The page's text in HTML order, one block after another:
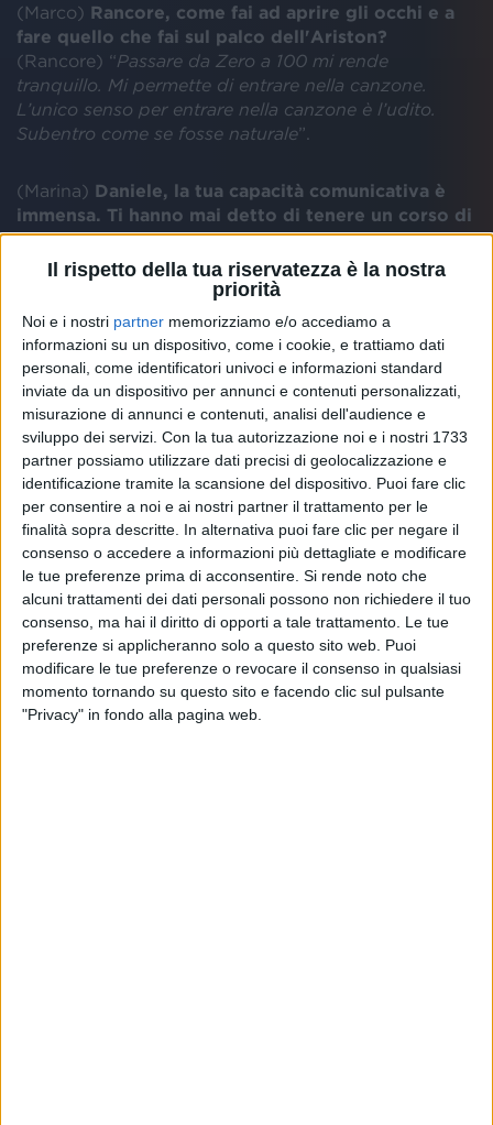
Il rispetto della tua riservatezza è la nostra
priorità
Noi e i nostri partner memorizziamo e/o accediamo a
informazioni su un dispositivo, come i cookie, e trattiamo dati
personali, come identificatori univoci e informazioni standard
inviate da un dispositivo per annunci e contenuti personalizzati,
misurazione di annunci e contenuti, analisi dell'audience e
sviluppo dei servizi. Con la tua autorizzazione noi e i nostri 1733
partner possiamo utilizzare dati precisi di geolocalizzazione e
identificazione tramite la scansione del dispositivo. Puoi fare clic
per consentire a noi e ai nostri partner il trattamento per le
finalità sopra descritte. In alternativa puoi fare clic per negare il
consenso o accedere a informazioni più dettagliate e modificare
le tue preferenze prima di acconsentire. Si rende noto che
alcuni trattamenti dei dati personali possono non richiedere il tuo
consenso, ma hai il diritto di opporti a tale trattamento. Le tue
preferenze si applicheranno solo a questo sito web. Puoi
modificare le tue preferenze o revocare il consenso in qualsiasi
momento tornando su questo sito e facendo clic sul pulsante
"Privacy" in fondo alla pagina web.
(Marco) Rancore, come fai ad aprire gli occhi e a
fare quello che fai sul palco dell'Ariston?
(Rancore) “Passare da Zero a 100 mi rende
tranquillo. Mi permette di entrare nella canzone.
L’unico senso per entrare nella canzone è l’udito.
Subentro come se fosse naturale”.
(Marina) Daniele, la tua capacità comunicativa è
immensa. Ti hanno mai detto di tenere un corso di
comunicazione?(Daniele) “Grazie per il
complimento, ma penso che non saprei insegnare.
Saprei forse spiegare come è bello raccontare le
storie ”.
(Marco) Ti sei circondato da grandi musicisti.
Come è nata tutta la collaborazione con Fabio
Rondanini?(Daniele) “Pensa che quando Rondanini
ha finito di registrare la batteria, ci siamo abbracciati:
molto, molto emozionante. Gli ho raccontato per 20
minuti di seguito quello che avevo pensato. Lui poi è
partito e non ha più mollato. La batteria aiuta a
raccontare”.